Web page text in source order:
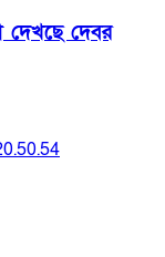
দেখছে দেবর